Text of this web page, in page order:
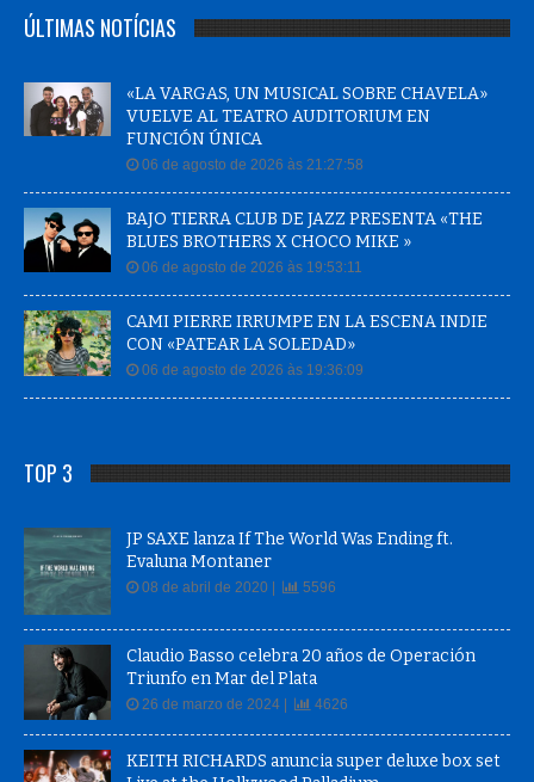
ÚLTIMAS NOTÍCIAS
«LA VARGAS, UN MUSICAL SOBRE CHAVELA»
VUELVE AL TEATRO AUDITORIUM EN
FUNCIÓN ÚNICA
06 de agosto de 2026 às 21:27:58
BAJO TIERRA CLUB DE JAZZ PRESENTA «THE
BLUES BROTHERS X CHOCO MIKE »
06 de agosto de 2026 às 19:53:11
CAMI PIERRE IRRUMPE EN LA ESCENA INDIE
CON «PATEAR LA SOLEDAD»
06 de agosto de 2026 às 19:36:09
TOP 3
JP SAXE lanza If The World Was Ending ft.
Evaluna Montaner
08 de abril de 2020 | 5596
Claudio Basso celebra 20 años de Operación
Triunfo en Mar del Plata
26 de marzo de 2024 | 4626
KEITH RICHARDS anuncia super deluxe box set